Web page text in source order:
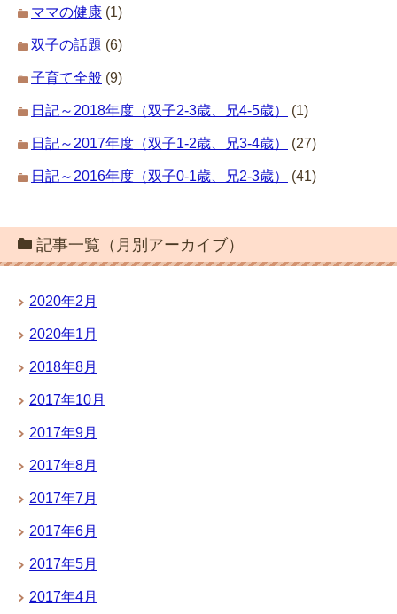
ママの健康 (1)
双子の話題 (6)
子育て全般 (9)
日記～2018年度（双子2-3歳、兄4-5歳） (1)
日記～2017年度（双子1-2歳、兄3-4歳） (27)
日記～2016年度（双子0-1歳、兄2-3歳） (41)
記事一覧（月別アーカイブ）
2020年2月
2020年1月
2018年8月
2017年10月
2017年9月
2017年8月
2017年7月
2017年6月
2017年5月
2017年4月